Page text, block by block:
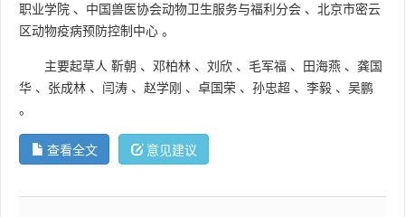
职业学院 、 中国兽医协会动物卫生服务与福利分会 、 北京市密云
区动物疫病预防控制中心 。
主要起草人 靳朝 、 邓柏林 、 刘欣 、 毛军福 、 田海燕 、 龚国
华 、 张成林 、 闫涛 、 赵学刚 、 卓国荣 、 孙忠超 、 李毅 、 吴鹏
。
查看全文 意见建议